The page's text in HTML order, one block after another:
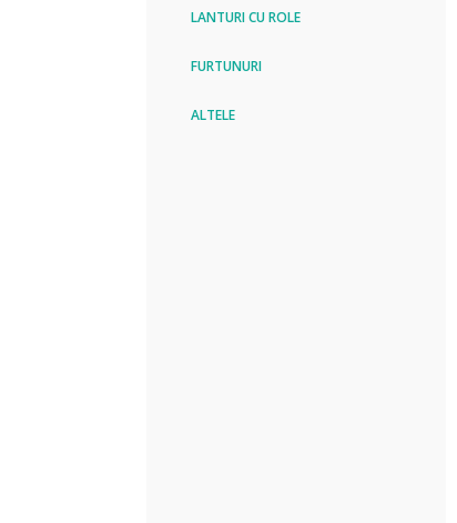
LANTURI CU ROLE
FURTUNURI
ALTELE